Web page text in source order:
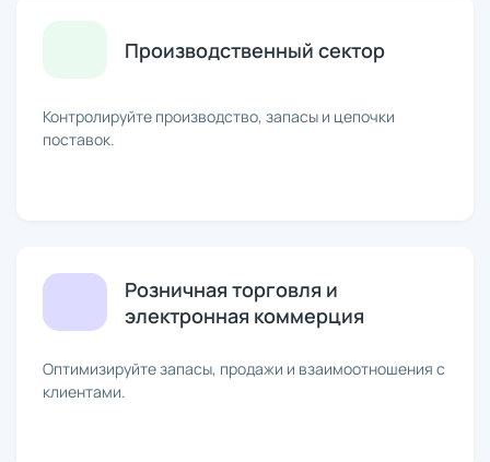
Производственный сектор
Контролируйте производство, запасы и цепочки
поставок.
Розничная торговля и
электронная коммерция
Оптимизируйте запасы, продажи и взаимоотношения с
клиентами.